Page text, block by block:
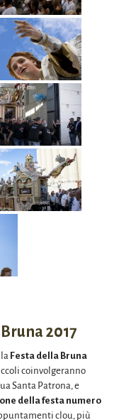
2017
Festa della Bruna
coinvolgeranno
Santa Patrona, e
della festa numero
clou, più